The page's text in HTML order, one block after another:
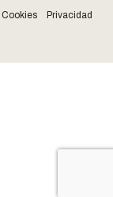
Cookies Privacidad